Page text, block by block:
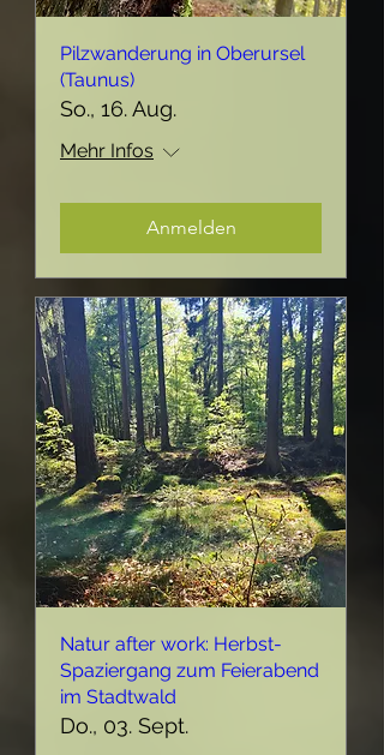
Pilzwanderung in Oberursel
(Taunus)
So., 16. Aug.
Mehr Infos
Anmelden
Natur after work: Herbst-
Spaziergang zum Feierabend
im Stadtwald
Do., 03. Sept.